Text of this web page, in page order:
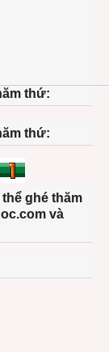
thứ:
thứ:
ghé thăm
và